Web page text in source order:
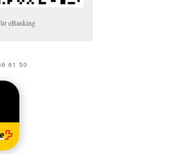
eBanking
61 50